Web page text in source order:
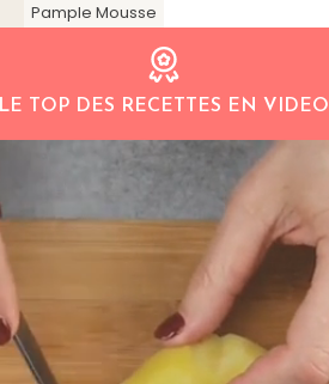
Pample Mousse
LE TOP DES RECETTES EN VIDEO